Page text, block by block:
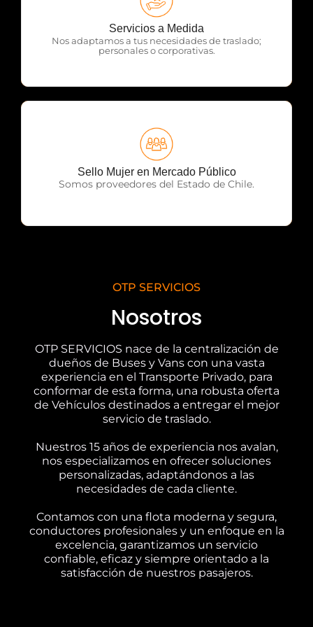
Servicios a Medida
Nos adaptamos a tus necesidades de traslado;
personales o corporativas.
OTP Servicios
Sello Mujer en Mercado Público
Somos proveedores del Estado de Chile.
OTP Servicios
OTP SERVICIOS
Nosotros
OTP SERVICIOS nace de la centralización de
dueños de Buses y Vans con una vasta
experiencia en el Transporte Privado, para
conformar de esta forma, una robusta oferta
de Vehículos destinados a entregar el mejor
servicio de traslado.
Nuestros 15 años de experiencia nos avalan,
nos especializamos en ofrecer soluciones
personalizadas, adaptándonos a las
necesidades de cada cliente.
Contamos con una flota moderna y segura,
conductores profesionales y un enfoque en la
excelencia, garantizamos un servicio
confiable, eficaz y siempre orientado a la
satisfacción de nuestros pasajeros.